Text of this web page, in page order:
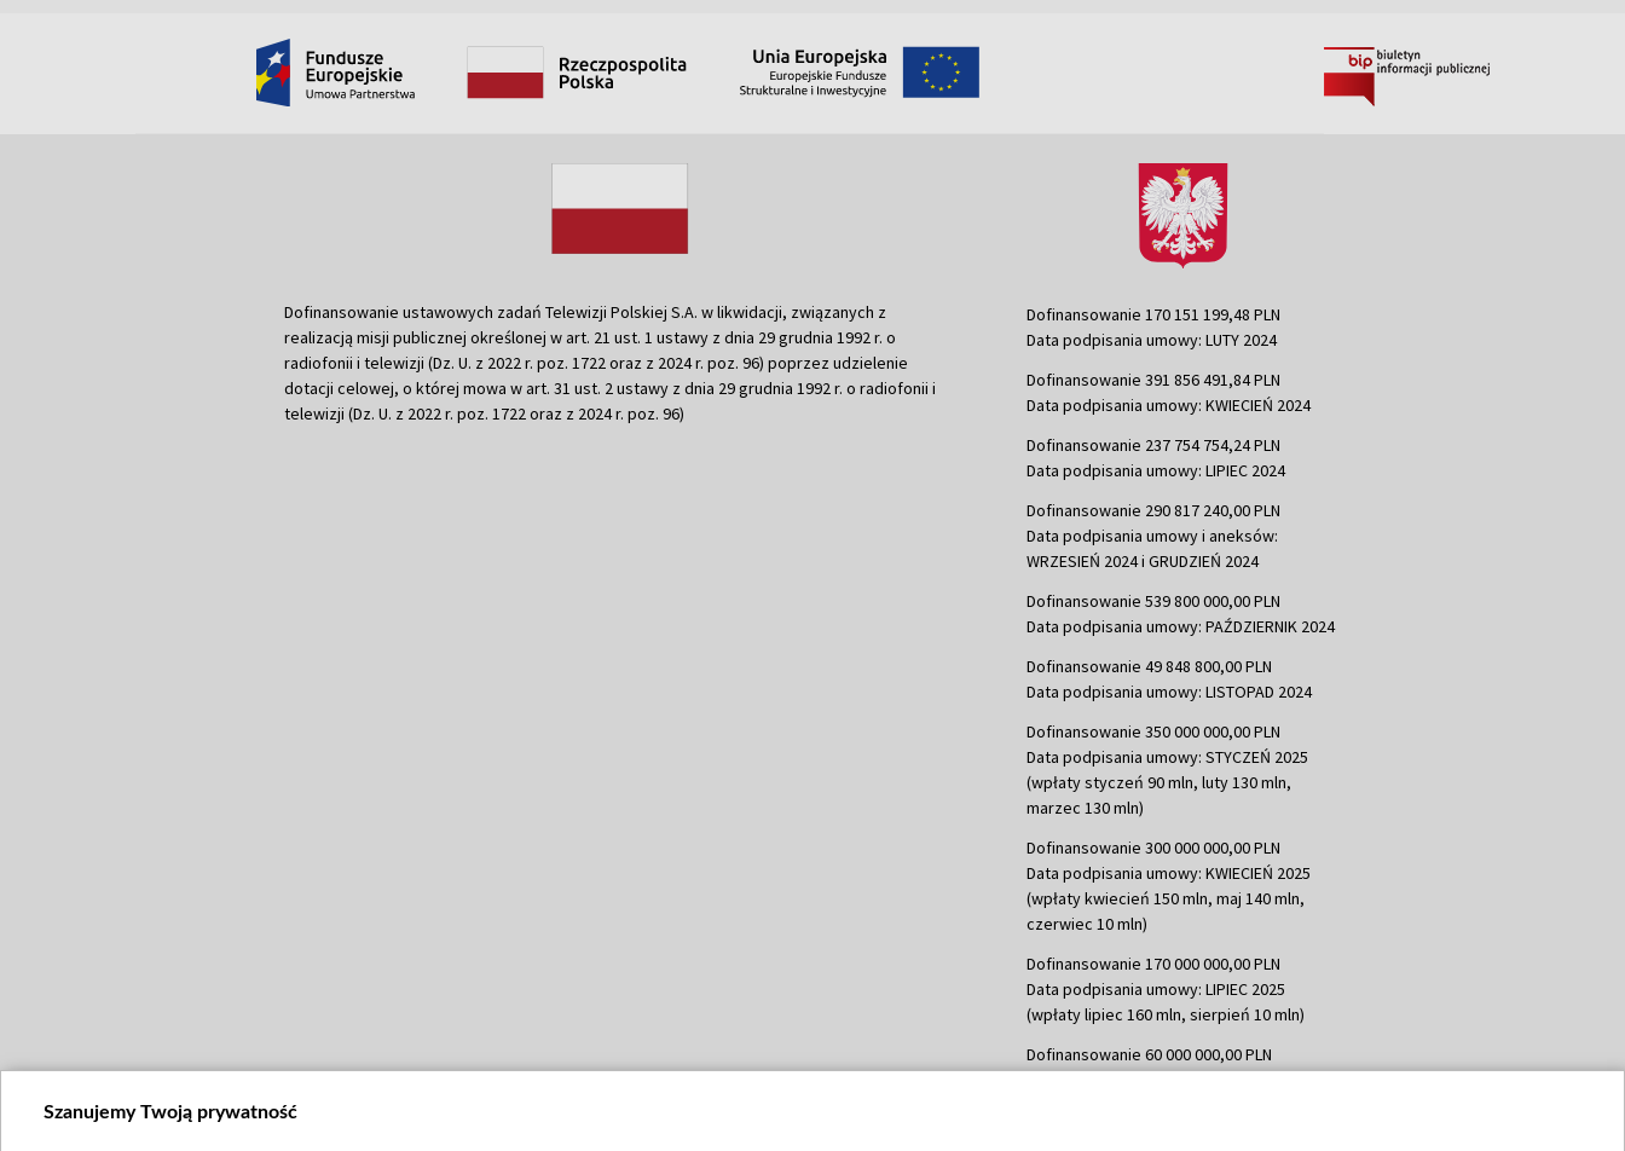
Dofinansowanie ustawowych zadań Telewizji Polskiej S.A. w likwidacji, związanych z
realizacją misji publicznej określonej w art. 21 ust. 1 ustawy z dnia 29 grudnia 1992 r. o
radiofonii i telewizji (Dz. U. z 2022 r. poz. 1722 oraz z 2024 r. poz. 96) poprzez udzielenie
dotacji celowej, o której mowa w art. 31 ust. 2 ustawy z dnia 29 grudnia 1992 r. o radiofonii i
telewizji (Dz. U. z 2022 r. poz. 1722 oraz z 2024 r. poz. 96)
Dofinansowanie 170 151 199,48 PLN
Data podpisania umowy: LUTY 2024
Dofinansowanie 391 856 491,84 PLN
Data podpisania umowy: KWIECIEŃ 2024
Dofinansowanie 237 754 754,24 PLN
Data podpisania umowy: LIPIEC 2024
Dofinansowanie 290 817 240,00 PLN
Data podpisania umowy i aneksów:
WRZESIEŃ 2024 i GRUDZIEŃ 2024
Dofinansowanie 539 800 000,00 PLN
Data podpisania umowy: PAŹDZIERNIK 2024
Dofinansowanie 49 848 800,00 PLN
Data podpisania umowy: LISTOPAD 2024
Dofinansowanie 350 000 000,00 PLN
Data podpisania umowy: STYCZEŃ 2025
(wpłaty styczeń 90 mln, luty 130 mln,
marzec 130 mln)
Dofinansowanie 300 000 000,00 PLN
Data podpisania umowy: KWIECIEŃ 2025
(wpłaty kwiecień 150 mln, maj 140 mln,
czerwiec 10 mln)
Dofinansowanie 170 000 000,00 PLN
Data podpisania umowy: LIPIEC 2025
(wpłaty lipiec 160 mln, sierpień 10 mln)
Dofinansowanie 60 000 000,00 PLN
Szanujemy Twoją prywatność